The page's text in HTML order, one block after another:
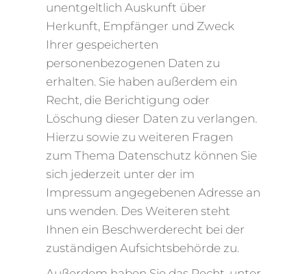
unentgeltlich Auskunft über
Herkunft, Empfänger und Zweck
Ihrer gespeicherten
personenbezogenen Daten zu
erhalten. Sie haben außerdem ein
Recht, die Berichtigung oder
Löschung dieser Daten zu verlangen.
Hierzu sowie zu weiteren Fragen
zum Thema Datenschutz können Sie
sich jederzeit unter der im
Impressum angegebenen Adresse an
uns wenden. Des Weiteren steht
Ihnen ein Beschwerderecht bei der
zuständigen Aufsichtsbehörde zu.